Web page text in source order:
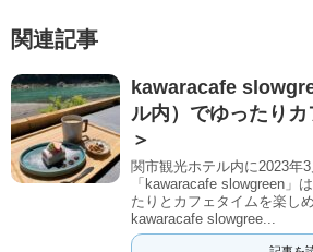
関連記事
kawaracafe
ル内）でゆったり
＞
関市観光ホテル内に2023年
「kawaracafe slowgreen」
たりとカフェタイムを楽し
kawaracafe slowgree...